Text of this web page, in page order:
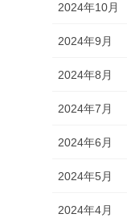
2024年10月
2024年9月
2024年8月
2024年7月
2024年6月
2024年5月
2024年4月